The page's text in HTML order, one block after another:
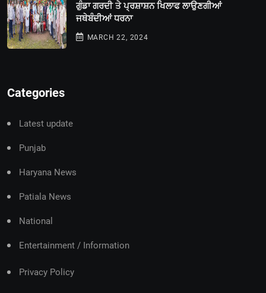
ਗੁੰਡਾ ਗਰਦੀ ਤੇ ਪ੍ਰਸ਼ਾਸ਼ਨ ਖਿਲਾਫ ਲਾਉਣਗੀਆਂ
ਜਥੇਬੰਦੀਆਂ ਧਰਨਾ
MARCH 22, 2024
Categories
Latest update
Punjab
Haryana News
Patiala News
National
Entertainment / Information
Privacy Policy